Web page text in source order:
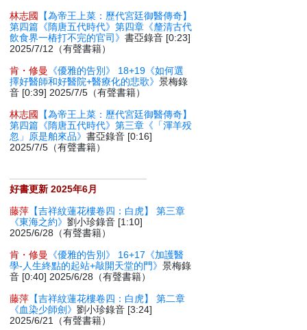
林志國
【為帝王上菜：歷代宮廷御醫傳奇】
第四篇《隋唐五代時代》第四章《釐清古代
飲食界一樁打不完的官司》書亞錄音 [0:23]
2025/7/12（有聲書籍）
肯・修曼
《優雅的告別》 18+19《如何選
擇好醫師和好醫院+醫療化的悲歌》景梅錄
音 [0:39] 2025/7/5（有聲書籍）
林志國
【為帝王上菜：歷代宮廷御醫傳奇】
第四篇《隋唐五代時代》第三章《「渾羊殁
忽」原是舶來品》書亞錄音 [0:16]
2025/7/5（有聲書籍）
好書更新 2025年6月
藤萍 【吉祥紋蓮花樓卷四：白虎】 第三章
《東海之約》劉小珍錄音 [1:10]
2025/6/28（有聲書籍）
肯・修曼
《優雅的告別》 16+17《加護醫
學-人生終點的起站+敲開天堂的門》景梅錄
音 [0:40] 2025/6/28（有聲書籍）
藤萍 【吉祥紋蓮花樓卷四：白虎】 第二章
《血染少師劍》劉小珍錄音 [3:24]
2025/6/21（有聲書籍）